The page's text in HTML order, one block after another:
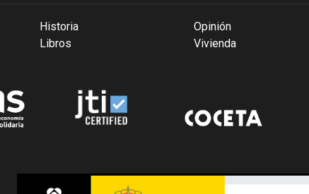
Historia
Libros
Opinión
Vivienda